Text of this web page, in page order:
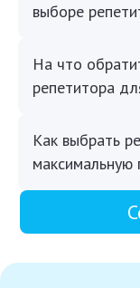
выборе
На что
репетитора
Как выбрать
максимальную